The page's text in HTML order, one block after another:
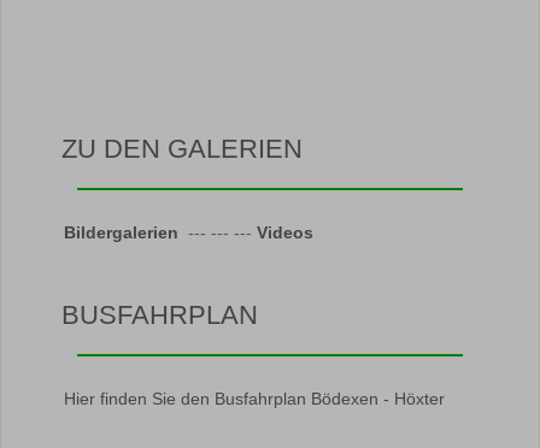
ZU DEN GALERIEN
Bildergalerien --- --- --- Videos
BUSFAHRPLAN
Hier finden Sie den Busfahrplan Bödexen - Höxter